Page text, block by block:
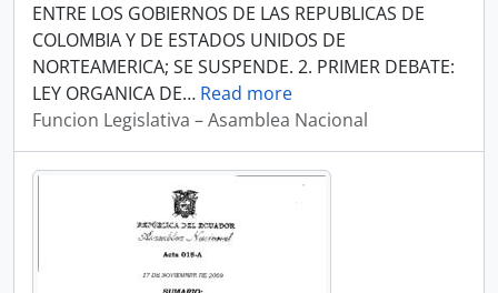
ENTRE LOS GOBIERNOS DE LAS REPUBLICAS DE
COLOMBIA Y DE ESTADOS UNIDOS DE
NORTEAMERICA; SE SUSPENDE. 2. PRIMER DEBATE:
LEY ORGANICA DE… Read more
Funcion Legislativa – Asamblea Nacional